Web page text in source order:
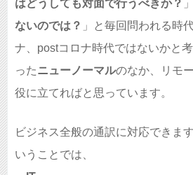
はどうしても対面で行うべきか？
ないのでは？ 」と毎回問われる時
ナ、postコロナ時代ではないかと
ったニューノーマルのなか、リモ
役に立てればと思っています。
ビジネス全般の通訳に対応できま
いうことでは、